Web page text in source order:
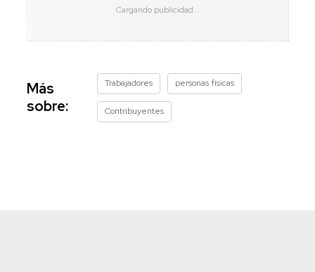
Más
sobre:
Trabajadores personas físicas
Contribuyentes